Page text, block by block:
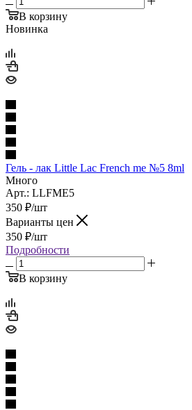
В корзину
Новинка
Гель - лак Little Lac French me №5 8ml
Много
Арт.: LLFME5
350 ₽/шт
Варианты цен
350 ₽/шт
Подробности
В корзину